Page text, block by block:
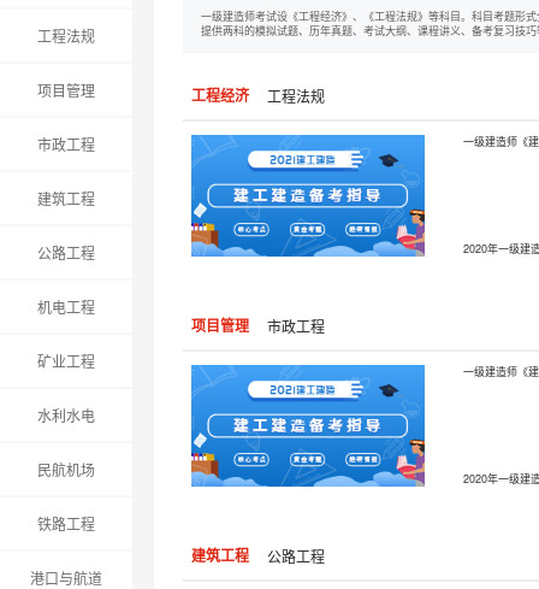
工程法规
项目管理
市政工程
建筑工程
公路工程
机电工程
矿业工程
水利水电
民航机场
铁路工程
港口与航道
一级建造师考试设《工程经济》、《工程法规》等科目。科目考题形
提供两科的模拟试题、历年真题、考试大纲、课程讲义、备考复习技
工程经济 工程法规
项目管理 市政工程
建筑工程 公路工程